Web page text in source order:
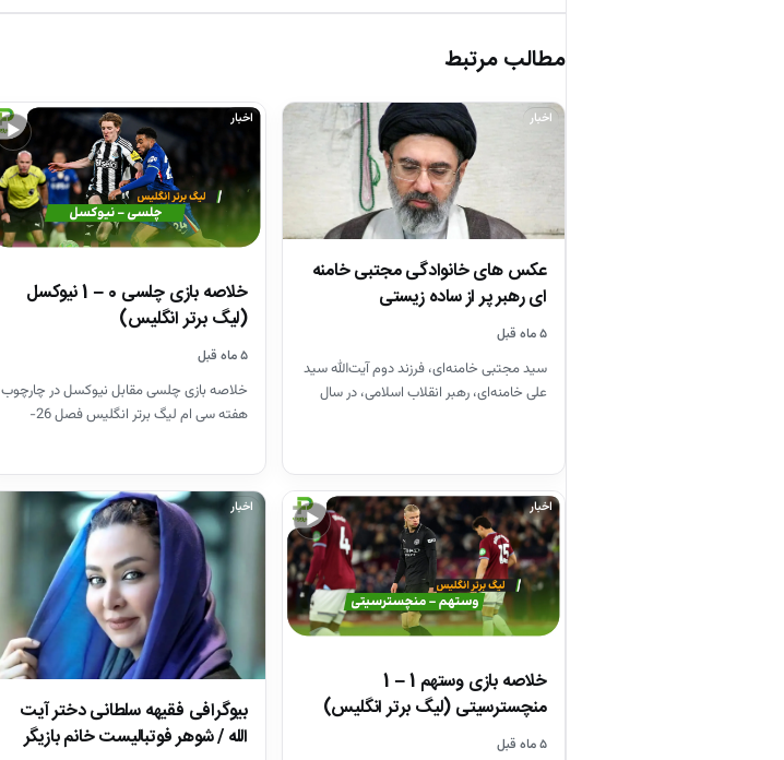
مطالب مرتبط
اخبار
عکس های خانوادگی مجتبی خامنه
ای رهبر پر از ساده زیستی
۵ ماه قبل
سید مجتبی خامنه‌ای، فرزند دوم آیت‌الله سید
علی خامنه‌ای، رهبر انقلاب اسلامی، در سال
▶
اخبار
خلاصه بازی چلسی 0 – 1 نیوکسل
(لیگ برتر انگلیس)
۵ ماه قبل
خلاصه بازی چلسی مقابل نیوکسل در چارچوب
هفته سی ام لیگ برتر انگلیس فصل 26-
▶
اخبار
خلاصه بازی وستهم 1 – 1
منچسترسیتی (لیگ برتر انگلیس)
۵ ماه قبل
اخبار
بیوگرافی فقیهه سلطانی دختر آیت
الله / شوهر فوتبالیست خانم بازیگر